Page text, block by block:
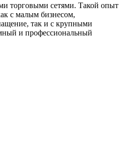
торговыми сетями. Такой опыт
с малым бизнесом,
так и с крупными
и профессиональный